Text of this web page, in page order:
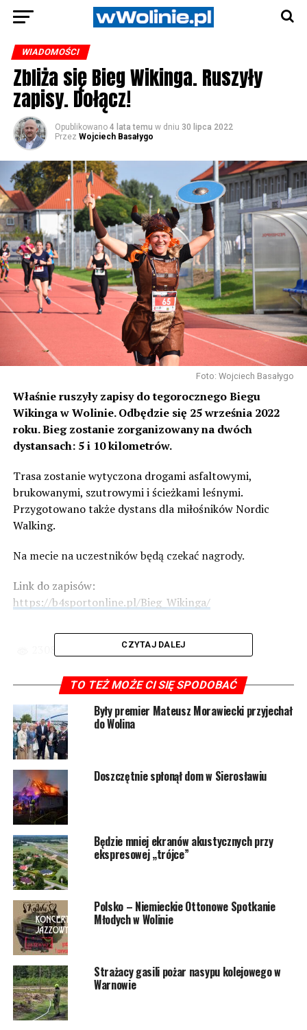
WIADOMOŚCI
Zbliża się Bieg Wikinga. Ruszyły
zapisy. Dołącz!
Opublikowano 4 lata temu w dniu 30 lipca 2022
Przez Wojciech Basałygo
Foto: Wojciech Basałygo
Właśnie ruszyły zapisy do tegorocznego Biegu
Wikinga w Wolinie. Odbędzie się 25 września 2022
roku. Bieg zostanie zorganizowany na dwóch
dystansach: 5 i 10 kilometrów.
Trasa zostanie wytyczona drogami asfaltowymi,
brukowanymi, szutrowymi i ścieżkami leśnymi.
Przygotowano także dystans dla miłośników Nordic
Walking.
Na mecie na uczestników będą czekać nagrody.
Link do zapisów:
https://b4sportonline.pl/Bieg_Wikinga/
POWIĄZANE TEMATY: WOLIN
NASTĘPNY
Za rok przejedziemy tunelem z wyspy Wolin na Uznam
NIE PRZEGAP
Powstanie siłownia zewnętrzna oraz doposażony
zostanie plac zabaw
CZYTAJ DALEJ
TO TEŻ MOŻE CI SIĘ SPODOBAĆ
Były premier Mateusz Morawiecki przyjechał
do Wolina
Doszczętnie spłonął dom w Sierosławiu
Będzie mniej ekranów akustycznych przy
ekspresowej „trójce”
Polsko – Niemieckie Ottonowe Spotkanie
Młodych w Wolinie
Strażacy gasili pożar nasypu kolejowego w
Warnowie